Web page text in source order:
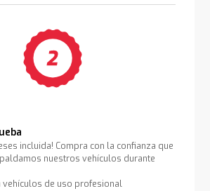
incluida! Compra con la confianza que
nuestros vehículos durante
vehículos de uso profesional